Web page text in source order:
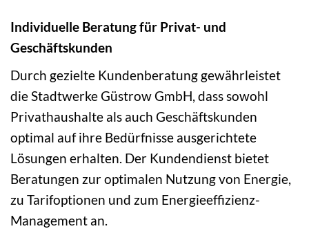
Individuelle Beratung für Privat- und
Geschäftskunden
Durch gezielte Kundenberatung gewährleistet
die Stadtwerke Güstrow GmbH, dass sowohl
Privathaushalte als auch Geschäftskunden
optimal auf ihre Bedürfnisse ausgerichtete
Lösungen erhalten. Der Kundendienst bietet
Beratungen zur optimalen Nutzung von Energie,
zu Tarifoptionen und zum Energieeffizienz-
Management an.